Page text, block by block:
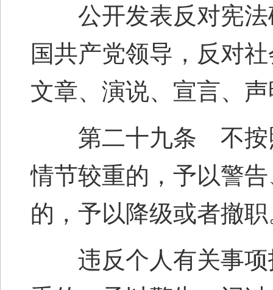
公开发表反对宪法
国共产党领导，反对
文章、演说、宣言、
第二十九条 不按照
情节较重的，予以警
的，予以降级或者撤
违反个人有关事项